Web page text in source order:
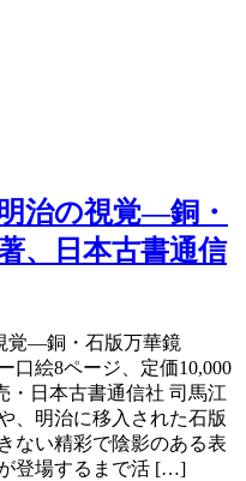
治の視覚―銅・
、日本古書通信
覚―銅・石版万華鏡
絵8ページ、定価10,000
日本古書通信社 司馬江
、明治に移入された石版
ない精彩で陰影のある表
登場するまで活 […]